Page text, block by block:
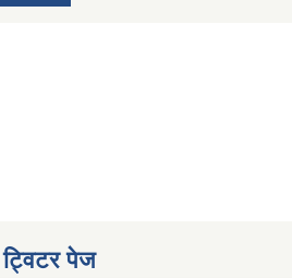
ट्विटर पेज